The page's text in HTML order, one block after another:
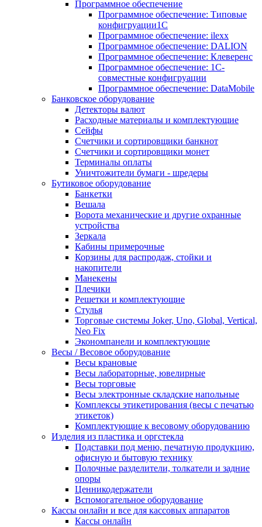
Программное обеспечение
Программное обеспечение: Типовые
конфигруации1С
Программное обеспечение: ilexx
Программное обеспечение: DALION
Программное обеспечение: Клеверенс
Программное обеспечение: 1С-
совместные конфигруации
Программное обеспечение: DataMobile
Банковское оборудование
Детекторы валют
Расходные материалы и комплектующие
Сейфы
Счетчики и сортировщики банкнот
Счетчики и сортировщики монет
Терминалы оплаты
Уничтожители бумаги - шредеры
Бутиковое оборудование
Банкетки
Вешала
Ворота механические и другие охранные
устройства
Зеркала
Кабины примерочные
Корзины для распродаж, стойки и
накопители
Манекены
Плечики
Решетки и комплектующие
Стулья
Торговые системы Joker, Uno, Global, Vertical,
Neo Fix
Экономпанели и комплектующие
Весы / Весовое оборудование
Весы крановые
Весы лабораторные, ювелирные
Весы торговые
Весы электронные складские напольные
Комплексы этикетирования (весы с печатью
этикеток)
Комплектующие к весовому оборудованию
Изделия из пластика и оргстекла
Подставки под меню, печатную продукцию,
офисную и бытовую технику
Полочные разделители, толкатели и задние
опоры
Ценникодержатели
Вспомогательное оборудование
Кассы онлайн и все для кассовых аппаратов
Кассы онлайн